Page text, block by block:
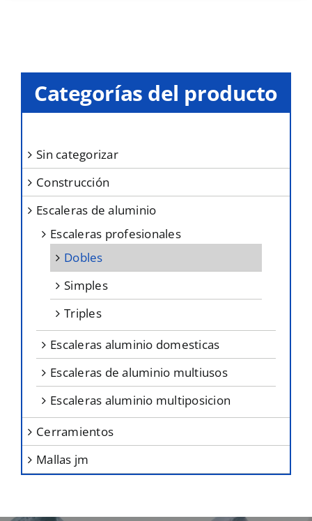
opciones
pueden
página
producto
Categorías del producto
sin categorizar
construcción
escaleras de aluminio
escaleras profesionales
dobles
simples
triples
escaleras aluminio domesticas
escaleras de aluminio multiusos
escaleras aluminio multiposicion
cerramientos
mallas jm